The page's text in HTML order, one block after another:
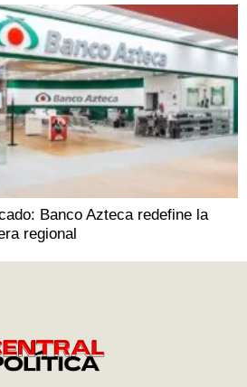
Banco Azteca redefine la
regional